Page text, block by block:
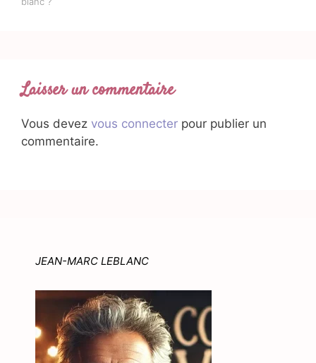
Laisser un commentaire
Vous devez vous connecter pour publier un
commentaire.
JEAN-MARC LEBLANC